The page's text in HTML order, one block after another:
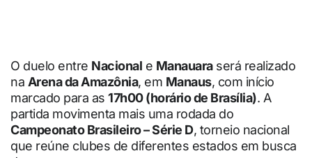
O duelo entre Nacional e Manauaraserá realizado
na Arena da Amazônia, em Manaus, com início
marcado para as 17h00 (horário de Brasília). A
partida movimenta mais uma rodada do
Campeonato Brasileiro – Série D, torneio nacional
que reúne clubes de diferentes estados em busca